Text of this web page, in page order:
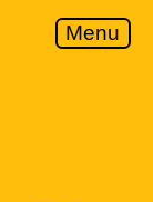
Menu